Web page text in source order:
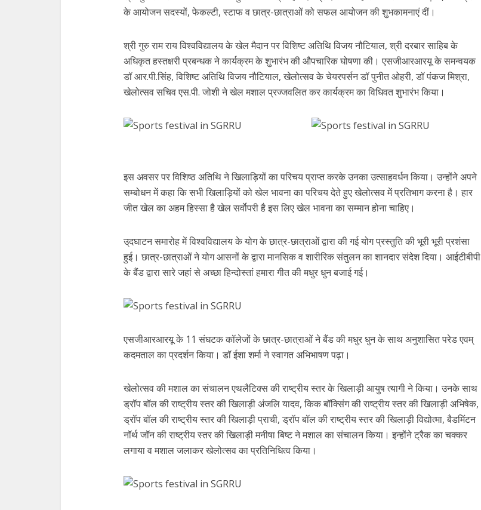
के आयोजन सदस्यों, फेकल्टी, स्टाफ व छात्र-छात्राओं को सफल आयोजन की शुभकामनाएं दीं।
श्री गुरु राम राय विश्वविद्यालय के खेल मैदान पर विशिष्ट अतिथि विजय नौटियाल, श्री दरबार साहिब के
अधिकृत हस्तक्षरी प्रबन्धक ने कार्यक्रम के शुभारंभ की औपचारिक घोषणा की। एसजीआरआरयू के समन्वयक
डॉ आर.पी.सिंह, विशिष्ट अतिथि विजय नौटियाल, खेलोत्सव के चेयरपर्सन डॉ पुनीत ओहरी, डॉ पंकज मिश्रा,
खेलोत्सव सचिव एस.पी. जोशी ने खेल मशाल प्रज्जवलित कर कार्यक्रम का विधिवत शुभारंभ किया।
इस अवसर पर विशिष्ठ अतिथि ने खिलाड़ियों का परिचय प्राप्त करके उनका उत्साहवर्धन किया। उन्होंने अपने
सम्बोधन में कहा कि सभी खिलाड़ियों को खेल भावना का परिचय देते हुए खेलोत्सव में प्रतिभाग करना है। हार
जीत खेल का अहम हिस्सा है खेल सर्वाेपरी है इस लिए खेल भावना का सम्मान होना चाहिए।
उ्दघाटन समारोह में विश्वविद्यालय के योग के छात्र-छात्राओं द्वारा की गई योग प्रस्तुति की भूरी भूरी प्रशंसा
हुई। छात्र-छात्राओं ने योग आसनों के द्वारा मानसिक व शारीरिक संतुलन का शानदार संदेश दिया। आईटीबीपी
के बैंड द्वारा सारे जहां से अच्छा हिन्दोस्तां हमारा गीत की मधुर धुन बजाई गई।
एसजीआरआरयू के 11 संघटक कॉलेजों के छात्र-छात्राओं ने बैंड की मधुर धुन के साथ अनुशासित परेड एवम्
कदमताल का प्रदर्शन किया। डॉ ईशा शर्मा ने स्वागत अभिभाषण पढ़ा।
खेलोत्सव की मशाल का संचालन एथलैटिक्स की राष्ट्रीय स्तर के खिलाड़ी आयुष त्यागी ने किया। उनके साथ
ड्रॉप बॉल की राष्ट्रीय स्तर की खिलाड़ी अंजलि यादव, किक बॉक्सिंग की राष्ट्रीय स्तर की खिलाड़ी अभिषेक,
ड्रॉप बॉल की राष्ट्रीय स्तर की खिलाड़ी प्राची, ड्रॉप बॉल की राष्ट्रीय स्तर की खिलाड़ी विद्योत्मा, बैडमिंटन
नॉर्थ जॉन की राष्ट्रीय स्तर की खिलाड़ी मनीषा बिष्ट ने मशाल का संचालन किया। इन्होंने ट्रैक का चक्कर
लगाया व मशाल जलाकर खेलोत्सव का प्रतिनिधित्व किया।